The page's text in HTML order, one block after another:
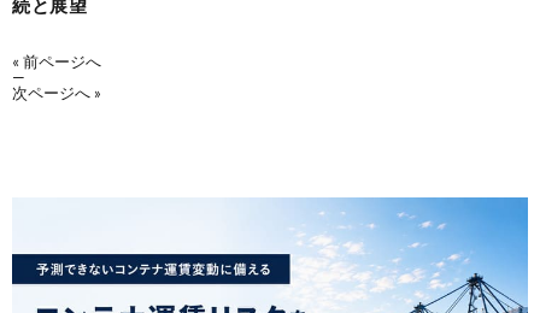
« 前ページへ
—
次ページへ »